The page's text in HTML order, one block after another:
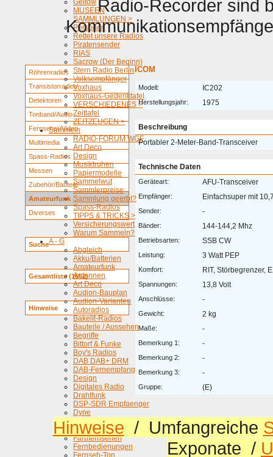
Geltow
MUSEEN
SAMMLUNGEN >
Personen
Rettet unsere Radios
Piratensender
RIAS
Sacrow (Der Beginn)
Stern Radio Berlin
Volksempfänger
Voxhaus
Voxhaus-Gedenktafel
VERSCHIEDENES >
Zeittafel
ZEITZEUGEN >
Sammeln
RADIO-FORUM WGF
Art Deco
Design
Musiktruhen
Papiermodelle
Sammelwut
Sammlerpreise
Sammlung geerbt?
Spass-Radios
TIPPS & TRICKS >
Versicherungswert
Warum Sammeln?
A - G
Abgleich
Akku/Batterien
Amateurfunk
Antennen
Art Deco
Audion-Bauplan
Audion-Varianten
Autoradios
Bakelit-Radios
Bauteile / Aussehen
Begriffe
Bittorf & Funke
Boy's Radios
DAB DAB+ DRM
DAB-Fernempfang
Design
Digitales Radio
Drahtfunk
DSP-SDR Empfaenger
Dyne
DX Weltweit hören
Eisenlos
Farbfernsehen
Fernbedienungen
Fernseh-Ton
Radio-Recorder sind
Röhrenradios
Transistorradios
Detektoren
Tonband/Audio
Fernseher/Video
Multimedia
Spass-Radios
Messen
Zubehör/Bauteile
Amateurfunk
Diverses
Suche
Gesamtliste (1652)
Hinweise
ICOM
Modell: IC202
Herstellungsjahr: 1975
Beschreibung
Portabler 2-Meter-Band-Transceiver
Technische Daten
Geräteart: AFU-Transceiver
Empfänger: Einfachsuper mit
Sender: -
Bänder: 144-144,2 Mhz
Betriebsarten: SSB CW
Leistung: 3 Watt PEP
Komfort: RIT, Störbegrenzer,
Spannungen: 13,8 Volt
Anschlüsse: -
Gewicht: 2 kg
Maße: -
Bemerkung 1: -
Bemerkung 2: -
Bemerkung 3: -
Gruppe: (E)
Hinweise / Umfangreiche
Exponate /